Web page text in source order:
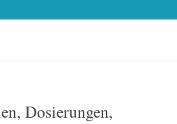
Dosierungen,